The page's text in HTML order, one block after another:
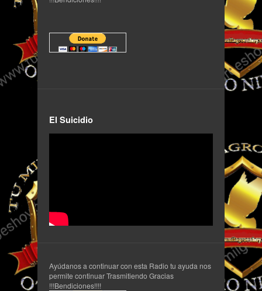
El Suicidio
Ayúdanos a continuar con esta Radio tu ayuda nos
permite continuar Trasmitiendo Gracias
!!!Bendiciones!!!!